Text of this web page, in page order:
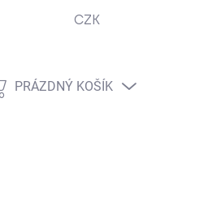
osobních údajů
CZK
NÁKUPNÍ
PRÁZDNÝ KOŠÍK